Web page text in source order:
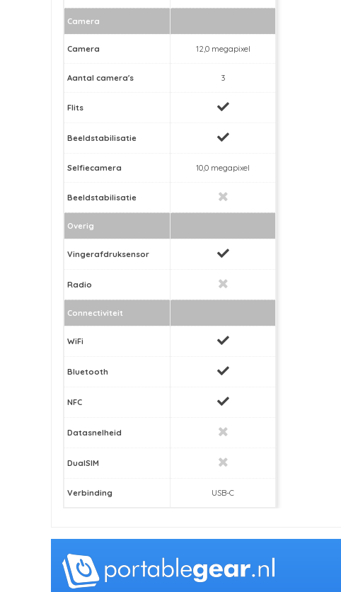
Camera
Camera 12,0 megapixel
Aantal camera's 3
Flits
Beeldstabilisatie
Selfiecamera 10,0 megapixel
Beeldstabilisatie
Overig
Vingerafdruksensor
Radio
Connectiviteit
WiFi
Bluetooth
NFC
Datasnelheid
DualSIM
Verbinding USB-C